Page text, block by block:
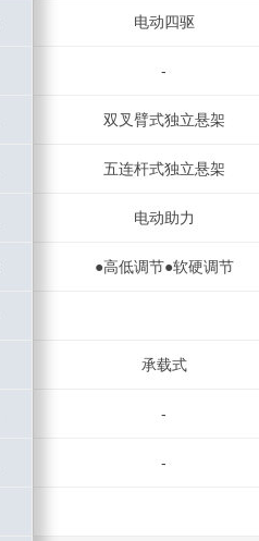
电动四驱
-
双叉臂式独立悬架
五连杆式独立悬架
电动助力
●高低调节●软硬调节
承载式
-
-